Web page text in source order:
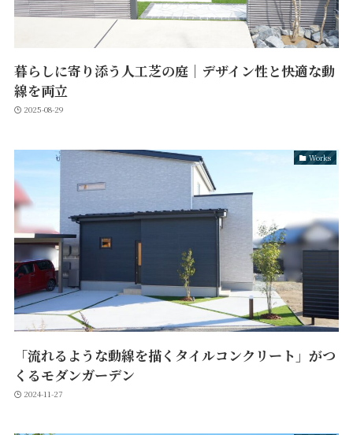
暮らしに寄り添う人工芝の庭｜デザイン性と快適な動
線を両立
2025-08-29
Works
「流れるような動線を描くタイルコンクリート」がつ
くるモダンガーデン
2024-11-27